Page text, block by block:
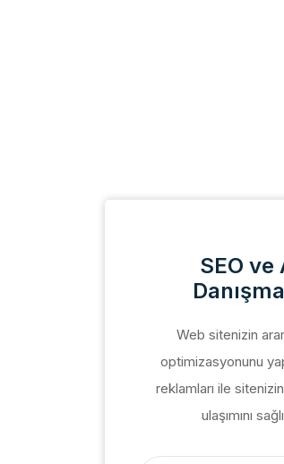
SEO ve
Web sitenizin
optimizasyonunu
reklamları ile
ulaşımını